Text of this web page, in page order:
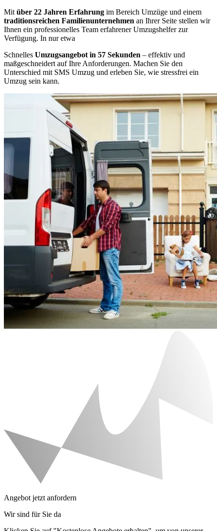
Mit über 22 Jahren Erfahrung im Bereich Umzüge und einem
traditionsreichen Familienunternehmen an Ihrer Seite stellen wir
Ihnen ein professionelles Team erfahrener Umzugshelfer zur
Verfügung. In nur etwa
Schnelles Umzugsangebot in 57 Sekunden – effektiv und
maßgeschneidert auf Ihre Anforderungen. Machen Sie den
Unterschied mit SMS Umzug und erleben Sie, wie stressfrei ein
Umzug sein kann.
Angebot jetzt anfordern
Wir sind für Sie da